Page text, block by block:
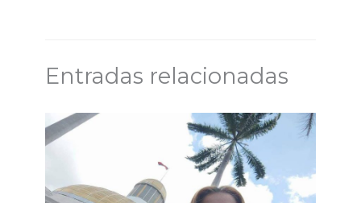
Entradas relacionadas